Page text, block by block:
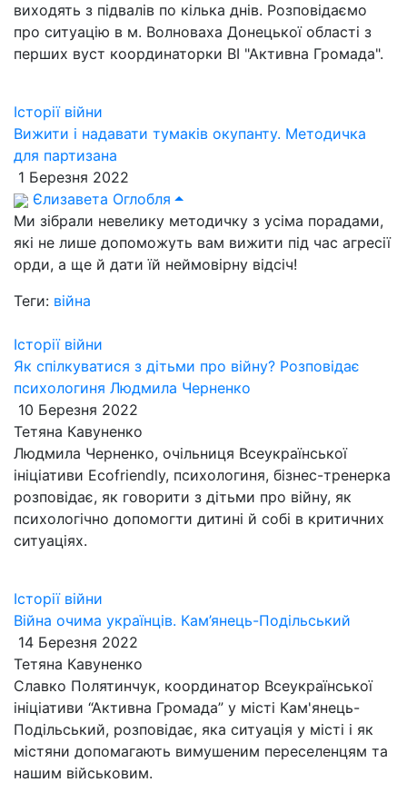
виходять з підвалів по кілька днів. Розповідаємо
про ситуацію в м. Волноваха Донецької області з
перших вуст координаторки ВІ "Активна Громада".
Історії війни
Вижити і надавати тумаків окупанту. Методичка
для партизана
1 Березня 2022
Єлизавета Оглобля
Ми зібрали невелику методичку з усіма порадами,
які не лише допоможуть вам вижити під час агресії
орди, а ще й дати їй неймовірну відсіч!
Теги: війна
Історії війни
Як спілкуватися з дітьми про війну? Розповідає
психологиня Людмила Черненко
10 Березня 2022
Тетяна Кавуненко
Людмила Черненко, очільниця Всеукраїнської
ініціативи Ecofriendly, психологиня, бізнес-тренерка
розповідає, як говорити з дітьми про війну, як
психологічно допомогти дитині й собі в критичних
ситуаціях.
Історії війни
Війна очима українців. Кам’янець-Подільський
14 Березня 2022
Тетяна Кавуненко
Славко Полятинчук, координатор Всеукраїнської
ініціативи “Активна Громада” у місті Кам'янець-
Подільський, розповідає, яка ситуація у місті і як
містяни допомагають вимушеним переселенцям та
нашим військовим.